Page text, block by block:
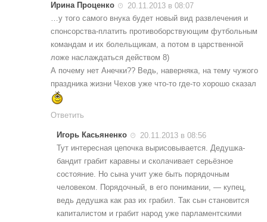
Ирина Проценко
20.11.2013 в 08:07
…у того самого внука будет новый вид развлечения и
спонсорства-платить противоборствующим футбольным
командам и их болельщикам, а потом в царственной
ложе наслаждаться действом 8)
А почему нет Анечки?? Ведь, наверняка, на тему чужого
праздника жизни Чехов уже что-то где-то хорошо сказал
Ответить
Игорь Касьяненко
20.11.2013 в 08:56
Тут интересная цепочка вырисовывается. Дедушка-
бандит грабит каравны и сколачивает серьёзное
состояние. Но сына учит уже быть порядочным
человеком. Порядочный, в его понимании, — купец,
ведь дедушка как раз их грабил. Так сын становится
капиталистом и грабит народ уже парламентскими